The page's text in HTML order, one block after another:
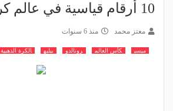
10 أرقام قياسية في عالم كرة القدم
معتز محمد منذ 6 سنوات
ميسي كأس العالم رونالدو بيليه الكرة الذهبية